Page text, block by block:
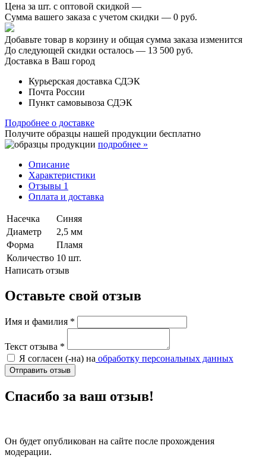
Цена за шт. с оптовой скидкой —
Сумма вашего заказа с учетом скидки — 0 руб.
Добавьте товар в корзину и общая сумма заказа изменится
До следующей скидки осталось — 13 500 руб.
Доставка в Ваш город
Курьерская доставка СДЭК
Почта России
Пункт самовывоза СДЭК
Подробнее о доставке
Получите образцы нашей продукции бесплатно
подробнее »
Описание
Характеристики
Отзывы 1
Оплата и доставка
Насечка
Синяя
Диаметр
2,5 мм
Форма
Пламя
Количество 10 шт.
Написать отзыв
Оставьте свой отзыв
Имя и фамилия *
Текст отзыва *
Я согласен (-на) на обработку персональных данных
Отправить отзыв
Спасибо за ваш отзыв!
Он будет опубликован на сайте после прохождения
модерации.